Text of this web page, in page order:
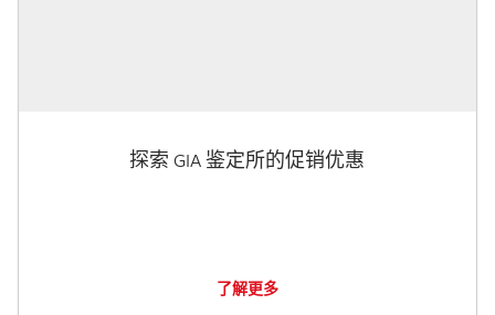
探索 GIA 鉴定所的促销优惠
了解更多